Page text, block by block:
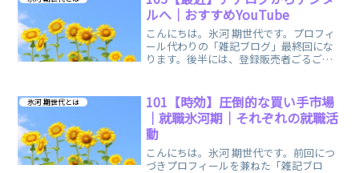
ルへ｜おすすめYouTube
こんにちは。氷河 期世代です。プロフィ
ール代わりの「雑記ブログ」最終回にな
ります。後半には、登録販売者ごるごり
売者試験」との出会い扶養内パートをし
ていた最後の数年、受験...
氷河 期世代とは
101【時効】圧倒的な買い手市場
｜就職氷河期｜それぞれの就職活
動
こんにちは。氷河 期世代です。前回につ
づきプロフィールを兼ねた「雑記ブロ